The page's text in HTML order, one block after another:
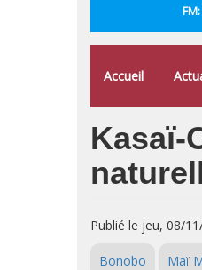
Accueil
Kasaï-
Publié le jeu, 08/
Bonobo Maï